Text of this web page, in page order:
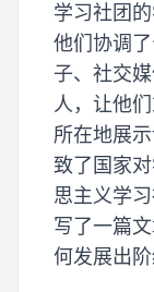
学习社团
他们协调
子、社交
人，让他
所在地展
致了国家
思主义学
写了一篇
何发展出阶